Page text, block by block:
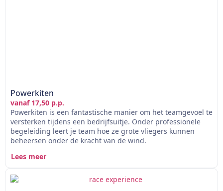
Powerkiten
vanaf 17,50 p.p.
Powerkiten is een fantastische manier om het teamgevoel te
versterken tijdens een bedrijfsuitje. Onder professionele
begeleiding leert je team hoe ze grote vliegers kunnen
beheersen onder de kracht van de wind.
Lees meer